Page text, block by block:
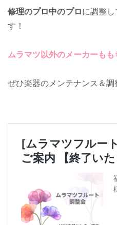
修理のプロ中のプロに調整
す！
ムラマツ以外のメーカーも
ぜひ楽器のメンテナンス＆調